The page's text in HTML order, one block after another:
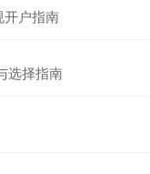
开户指南
选择指南